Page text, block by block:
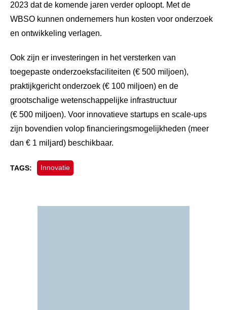
2023 dat de komende jaren verder oploopt. Met de
WBSO kunnen ondernemers hun kosten voor onderzoek
en ontwikkeling verlagen.
Ook zijn er investeringen in het versterken van
toegepaste onderzoeksfaciliteiten (€ 500 miljoen),
praktijkgericht onderzoek (€ 100 miljoen) en de
grootschalige wetenschappelijke infrastructuur
(€ 500 miljoen). Voor innovatieve startups en scale-ups
zijn bovendien volop financieringsmogelijkheden (meer
dan € 1 miljard) beschikbaar.
TAGS: Innovatie